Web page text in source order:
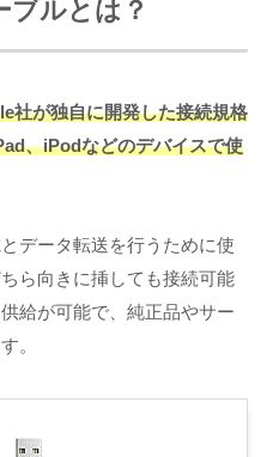
ブルとは？
社が独自に開発した接続規格
、iPodなどのデバイスで使
データ転送を行うために使
ら向きに挿しても接続可能
給が可能で、純正品やサー
。